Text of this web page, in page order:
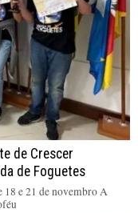
de Crescer
de Foguetes
18 e 21 de novembro A